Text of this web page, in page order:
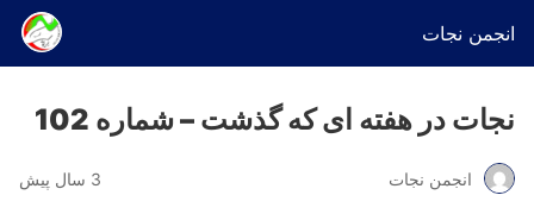
انجمن نجات
نجات در هفته ای که گذشت – شماره 102
انجمن نجات 3 سال پیش